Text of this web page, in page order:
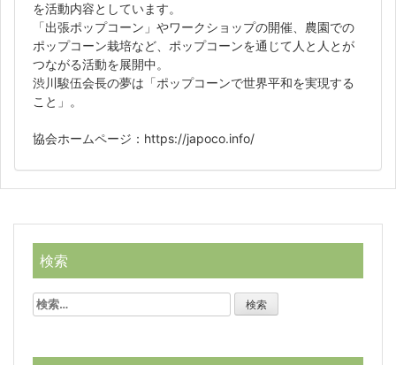
を活動内容としています。
「出張ポップコーン」やワークショップの開催、農園での
ポップコーン栽培など、ポップコーンを通じて人と人とが
つながる活動を展開中。
​渋川駿伍会長の夢は「ポップコーンで世界平和を実現する
こと」。
協会ホームページ：https://japoco.info/
検索
検
索: